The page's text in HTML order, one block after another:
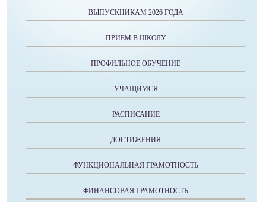
ВЫПУСКНИКАМ 2026 ГОДА
ПРИЕМ В ШКОЛУ
ПРОФИЛЬНОЕ ОБУЧЕНИЕ
УЧАЩИМСЯ
РАСПИСАНИЕ
ДОСТИЖЕНИЯ
ФУНКЦИОНАЛЬНАЯ ГРАМОТНОСТЬ
ФИНАНСОВАЯ ГРАМОТНОСТЬ